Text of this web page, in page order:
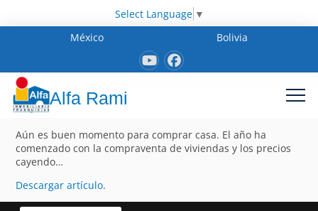
Select Language ▼
México
Bolivia
Alfa Rami
Aún es buen momento para comprar casa. El año ha
comenzado con la compraventa de viviendas y los precios
cayendo…
Descargar artículo.